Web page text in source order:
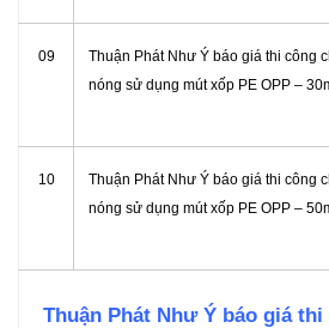
09
Thuận Phát Như Ý báo giá thi công
nóng sử dụng mút xốp PE OPP –
10
Thuận Phát Như Ý báo giá thi công
nóng sử dụng mút xốp PE OPP –
Thuận Phát Như Ý báo giá